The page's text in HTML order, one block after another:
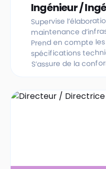
Ingénieur /
Supervise
maintenance
Prend en compte
spécifications
S’assure de la